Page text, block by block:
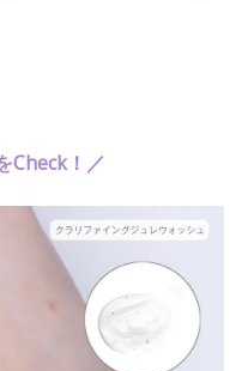
Check！／